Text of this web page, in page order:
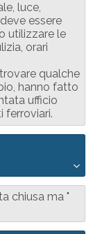
luce,
essere
utilizzare le
orari
qualche
hanno fatto
ufficio
ferroviari.
chiusa ma "